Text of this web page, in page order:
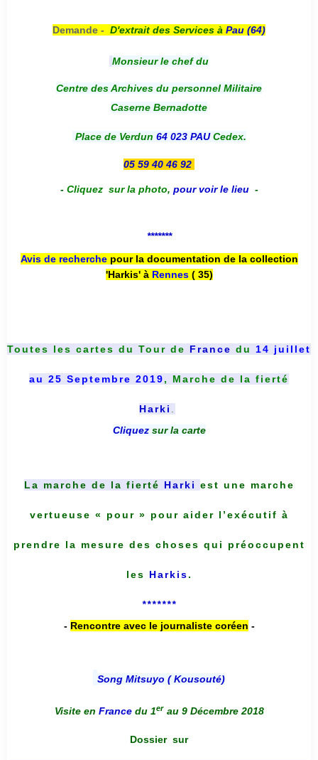
Demande - D'extrait des Services à Pau (64)
Monsieur le chef du
Centre des Archives du personnel Militaire
Caserne Bernadotte
Place de Verdun 64 023 PAUCedex.
05 59 40 46 92
- Cliquez sur la photo, pour voir le lieu -
*******
Avis de recherche pour la documentation de la collection
'Harkis' à Rennes( 35)
Toutes les cartes du Tour de France du 14 juillet
au 25 Septembre 2019, Marche de la fierté
Harki
Cliquez sur la carte
La marche de la fierté Harki est une marche
vertueuse « pour » pour aider l’exécutif à
prendre la mesure des choses qui préoccupent
les Harkis.
*******
- Rencontre avec le journaliste coréen -
Song Mitsuyo ( Kousouté)
Visite en France du 1er au 9 Décembre 2018
Dossier sur